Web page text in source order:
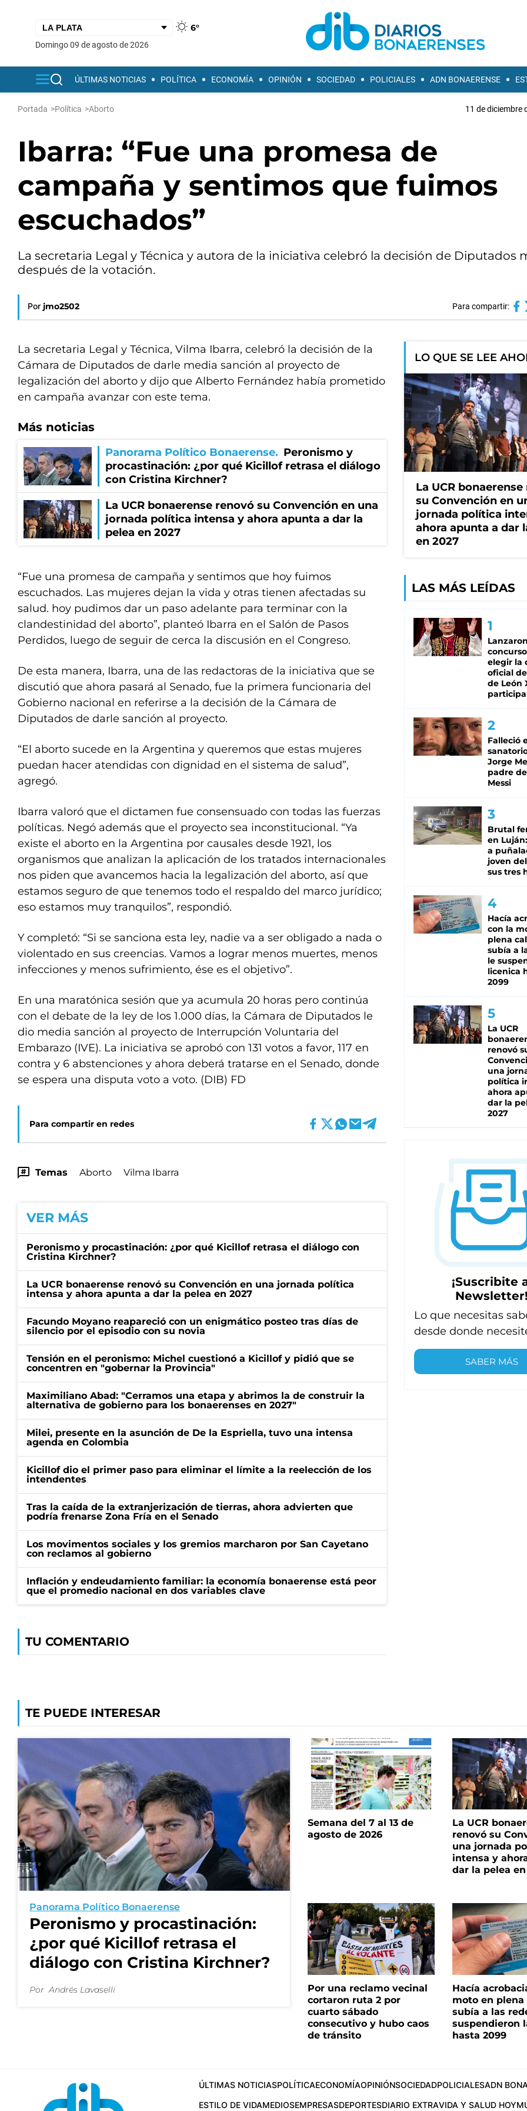
6°
domingo 09 de agosto de 2026
ÚLTIMAS NOTICIAS POLÍTICA ECONOMÍA OPINIÓN SOCIEDAD POLICIALES ADN BONAERENSE
Portada >Política >Aborto 11 de diciembre
Ibarra: “Fue una promesa de
campaña y sentimos que fuimos
escuchados”
La secretaria Legal y Técnica y autora de la iniciativa celebró la decisión de Diputados
después de la votación.
Por jmo2502 Para compartir:
La secretaria Legal y Técnica, Vilma Ibarra, celebró la decisión de la
Cámara de Diputados de darle media sanción al proyecto de
legalización del aborto y dijo que Alberto Fernández había prometido
en campaña avanzar con este tema.
Más noticias
Panorama Político Bonaerense
Peronismo y
procastinación: ¿por qué Kicillof retrasa el diálogo
con Cristina Kirchner?
La UCR bonaerense renovó su Convención en una
jornada política intensa y ahora apunta a dar la
pelea en 2027
“Fue una promesa de campaña y sentimos que hoy fuimos
escuchados. Las mujeres dejan la vida y otras tienen afectadas su
salud. hoy pudimos dar un paso adelante para terminar con la
clandestinidad del aborto”, planteó Ibarra en el Salón de Pasos
Perdidos, luego de seguir de cerca la discusión en el Congreso.
De esta manera, Ibarra, una de las redactoras de la iniciativa que se
discutió que ahora pasará al Senado, fue la primera funcionaria del
Gobierno nacional en referirse a la decisión de la Cámara de
Diputados de darle sanción al proyecto.
“El aborto sucede en la Argentina y queremos que estas mujeres
puedan hacer atendidas con dignidad en el sistema de salud”,
agregó.
Ibarra valoró que el dictamen fue consensuado con todas las fuerzas
políticas. Negó además que el proyecto sea inconstitucional. “Ya
existe el aborto en la Argentina por causales desde 1921, los
organismos que analizan la aplicación de los tratados internacionales
nos piden que avancemos hacia la legalización del aborto, así que
estamos seguro de que tenemos todo el respaldo del marco jurídico;
eso estamos muy tranquilos”, respondió.
Y completó: “Si se sanciona esta ley, nadie va a ser obligado a nada o
violentado en sus creencias. Vamos a lograr menos muertes, menos
infecciones y menos sufrimiento, ése es el objetivo”.
En una maratónica sesión que ya acumula 20 horas pero continúa
con el debate de la ley de los 1.000 días, la Cámara de Diputados le
dio media sanción al proyecto de Interrupción Voluntaria del
Embarazo (IVE). La iniciativa se aprobó con 131 votos a favor, 117 en
contra y 6 abstenciones y ahora deberá tratarse en el Senado, donde
se espera una disputa voto a voto. (DIB) FD
Para compartir en redes
Temas Aborto Vilma Ibarra
VER MÁS
Peronismo y procastinación: ¿por qué Kicillof retrasa el diálogo con
Cristina Kirchner?
La UCR bonaerense renovó su Convención en una jornada política
intensa y ahora apunta a dar la pelea en 2027
Facundo Moyano reapareció con un enigmático posteo tras días de
silencio por el episodio con su novia
Tensión en el peronismo: Michel cuestionó a Kicillof y pidió que se
concentren en "gobernar la Provincia"
Maximiliano Abad: "Cerramos una etapa y abrimos la de construir la
alternativa de gobierno para los bonaerenses en 2027"
Milei, presente en la asunción de De la Espriella, tuvo una intensa
agenda en Colombia
Kicillof dio el primer paso para eliminar el límite a la reelección de los
intendentes
Tras la caída de la extranjerización de tierras, ahora advierten que
podría frenarse Zona Fría en el Senado
Los movimentos sociales y los gremios marcharon por San Cayetano
con reclamos al gobierno
Inflación y endeudamiento familiar: la economía bonaerense está peor
que el promedio nacional en dos variables clave
TU COMENTARIO
LO QUE SE LEE
La UCR
su Convención en
jornada política
ahora apunta a dar
en 2027
LAS MÁS LEÍDAS
elegir la
oficial
de León
Falleció
Jorge
padre
Messi
Brutal
en
a
joven
sus tres
Hacía
con la
plena
subía a
le
licenica
2099
La UCR
renovó
una
política
ahora
dar la
2027
¡Suscribite
Lo que necesitas
desde donde
SABER MÁS
TE PUEDE INTERESAR
Panorama Político Bonaerense
Peronismo y procastinación:
¿por qué Kicillof retrasa el
diálogo con Cristina Kirchner?
Por Andrés Lavaselli
Semana del 7 al 13 de
agosto de 2026
La UCR
renovó su
una jornada
intensa y
dar la pelea en
Por una reclamo vecinal
cortaron ruta 2 por
cuarto sábado
consecutivo y hubo caos
de tránsito
Hacía
moto en plena
subía a las
suspendieron
hasta 2099
ÚLTIMAS NOTICIASPOLÍTICAECONOMÍAOPINIÓNSOCIEDADPOLICIALESADN
ESTILO DE VIDAMEDIOSEMPRESASDEPORTESDIARIO EXTRAVIDA Y SALUD HOY